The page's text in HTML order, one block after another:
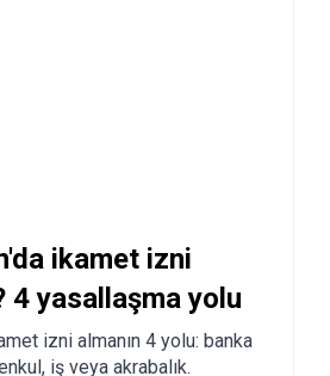
ikamet izni
4 yasallaşma yolu
izni almanın 4 yolu: banka
iş veya akrabalık.